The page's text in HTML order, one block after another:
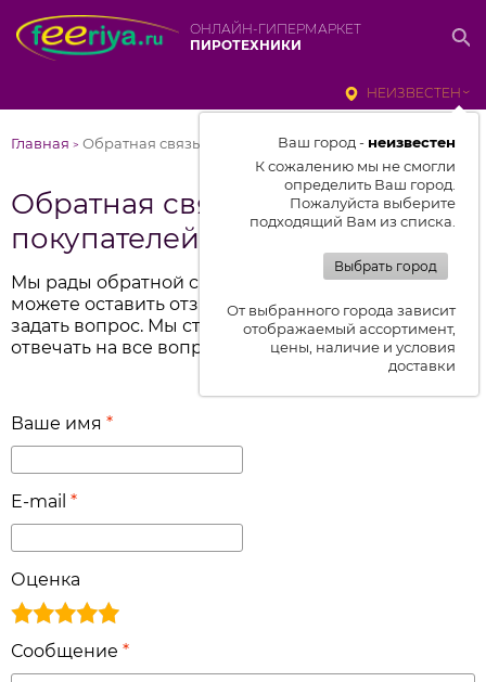
ОНЛАЙН-ГИПЕРМАРКЕТ
ПИРОТЕХНИКИ
НЕИЗВЕСТЕН
Ваш город - неизвестен
К сожалению мы не смогли
определить Ваш город.
Пожалуйста выберите
подходящий Вам из списка.
Выбрать город
От выбранного города зависит
отображаемый ассортимент,
цены, наличие и условия
доставки
Главная > Обратная связь и отзывы покупателей
Обратная связь и отзывы
покупателей
Мы рады обратной связи от вас. Поэтому вы
можете оставить отзыв о работе компании или
задать вопрос. Мы стараемся оперативно
отвечать на все вопросы.
Ваше имя *
E-mail *
Оценка
Сообщение *